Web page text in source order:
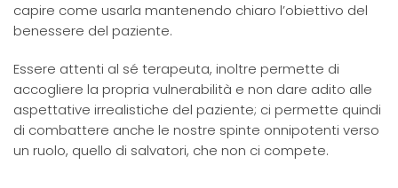
capire come usarla mantenendo chiaro l’obiettivo del
benessere del paziente.
Essere attenti al sé terapeuta, inoltre permette di
accogliere la propria vulnerabilità e non dare adito alle
aspettative irrealistiche del paziente; ci permette quindi
di combattere anche le nostre spinte onnipotenti verso
un ruolo, quello di salvatori, che non ci compete.